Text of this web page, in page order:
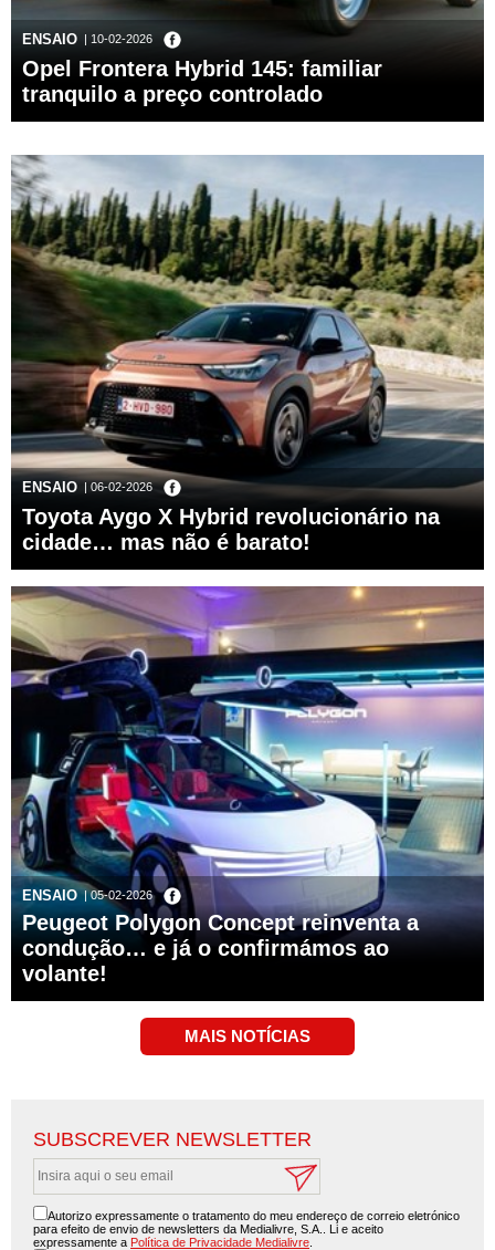
ENSAIO | 10-02-2026
Opel Frontera Hybrid 145: familiar
tranquilo a preço controlado
ENSAIO | 06-02-2026
Toyota Aygo X Hybrid revolucionário na
cidade… mas não é barato!
ENSAIO | 05-02-2026
Peugeot Polygon Concept reinventa a
condução… e já o confirmámos ao
volante!
SUBSCREVER NEWSLETTER
Autorizo expressamente o tratamento do meu endereço de correio eletrónico
para efeito de envio de newsletters da Medialivre, S.A.. Li e aceito
expressamente a Política de Privacidade Medialivre